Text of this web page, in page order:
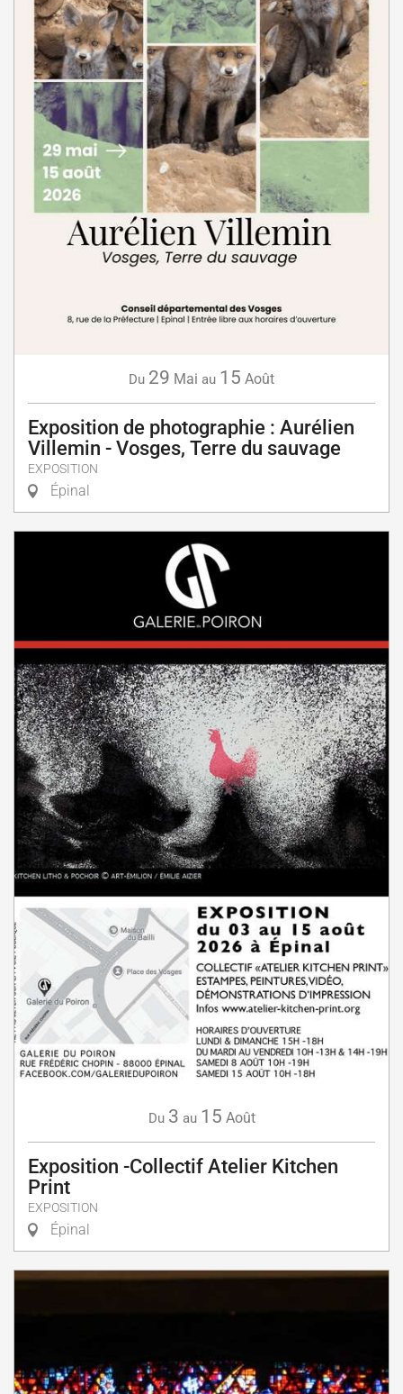
Du 29 Mai au 15 Août
Exposition de photographie : Aurélien
Villemin - Vosges, Terre du sauvage
EXPOSITION
Épinal
Du 3 au 15 Août
Exposition -Collectif Atelier Kitchen
Print
EXPOSITION
Épinal